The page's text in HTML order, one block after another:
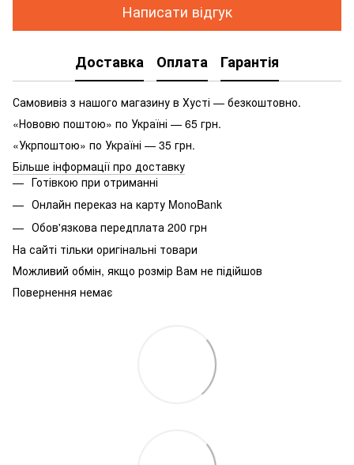
Написати відгук
Доставка Оплата Гарантія
Самовивіз з нашого магазину в Хусті — безкоштовно.
«Нововю поштою» по Україні — 65 грн.
«Укрпоштою» по Україні — 35 грн.
Більше інформації про доставку
Готівкою при отриманні
Онлайн переказ на карту MonoBank
Обов'язкова передплата 200 грн
На сайті тільки оригінальні товари
Можливий обмін, якщо розмір Вам не підійшов
Повернення немає